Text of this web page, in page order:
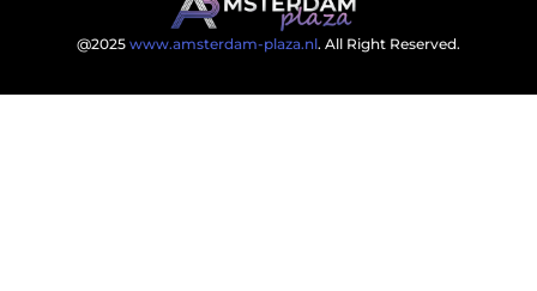
@2025 www.amsterdam-plaza.nl. All Right Reserved.